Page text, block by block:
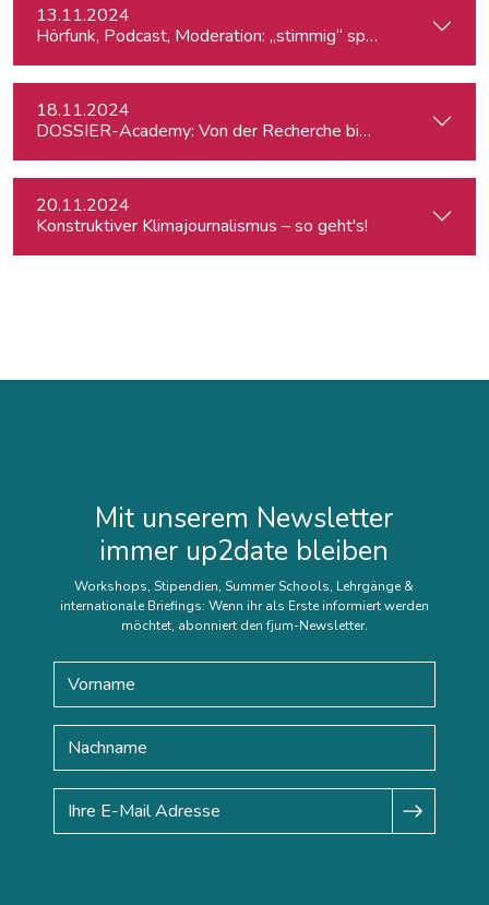
13.11.2024
Hörfunk, Podcast, Moderation: „stimmig“ sprechen
18.11.2024
DOSSIER-Academy: Von der Recherche bis zur
20.11.2024
Konstruktiver Klimajournalismus – so geht's!
Mit unserem Newsletter
immer up2date bleiben
Workshops, Stipendien, Summer Schools, Lehrgänge &
internationale Briefings: Wenn ihr als Erste informiert werden
möchtet, abonniert den fjum-Newsletter.